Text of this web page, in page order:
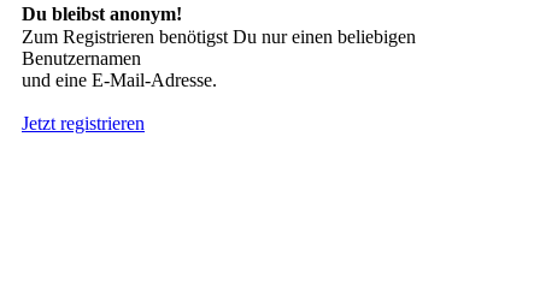
Du bleibst anonym!
Zum Registrieren benötigst Du nur einen beliebigen
Benutzernamen
und eine E-Mail-Adresse.
Jetzt registrieren